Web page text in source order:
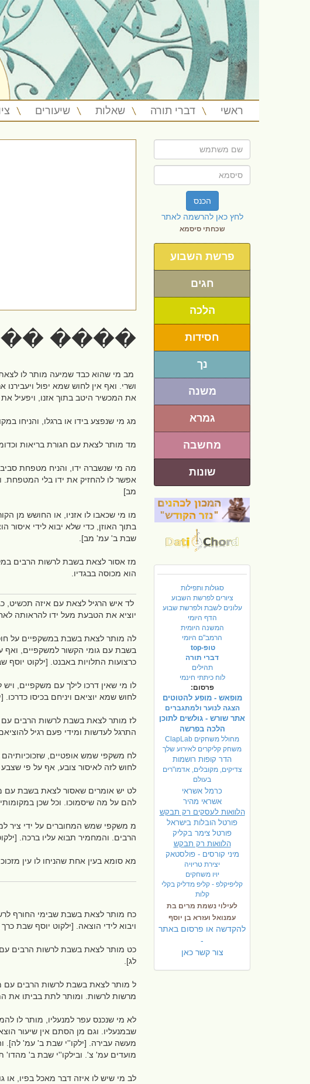
ראשי דברי תורה שאלות שיעורים
הכנס
לחץ כאן להרשמה לאתר
שכחתי סיסמא
פרשת השבוע
חגים
הלכה
חסידות
נך
משנה
גמרא
מחשבה
שונות
סגולות ותפילות
ציורים לפרשת השבוע
עלונים לשבת ולפרשת שבוע
הדף היומי
המשנה היומית
הרמב"ם היומי
טופ-top
דברי תורה
תהילים
לוח כיתתי חינמי
פרסום:
מופאש - מופע להטוטים
הצגה לנוער ולמתגברים
אתר שורש - גולשים לתוכן
הלכה בפרשה
מחולל משחקים ClapLab
משחק קליקרים לאירוע שלך
הדר קופות רושמות
צדיקים, מקובלים, אדמו"רים
בעולם
כרמל אשראי
אשראי מהיר
הלוואות לעסקים רק תבקש
פורטל הובלות בישראל
פורטל צימר בקליק
הלוואות רק תבקש
מיני קורסים - פולסטאק
יצירת טריויה
יויו משחקים
קליפיקלפ - קליפ מדליק בקלי
קלות
לעילוי נשמת מרים בת
עמנואל ועזרא בן יוסף
להקדשה או פרסום באתר
-
צור קשר כאן
�����
מב מי שהוא כבד שמיעה מותר לו
ושרי. ואף אין לחוש שמא יפול
את המכשיר היטב בתוך אזנו, ויפעיל
מג מי שנפצע בידו או ברגלו, והניחו
מד מותר לצאת עם חגורת בריאות
מה מי שנשברה ידו, והניח מטפחת
אפשר לו להחזיק את ידו בלי
מב]
מו מי שכאבו לו אזניו, או החושש מן
בתוך האוזן, כדי שלא יבוא לידי
שבת ב' עמ' מב].
מז אסור לצאת בשבת לרשות הרבים
הוא מכוסה בבגדיו.
לד איש הרגיל לצאת עם איזה תכשיט,
יוציא את הטבעת מעל ידו להראותה
לה מותר לצאת בשבת במשקפיים על
בשבת עם גומי הקשור למשקפיים, ואף
כרצועות התלויות באבנט. [ילקוט
לו מי שאין דרכו לילך עם משקפיים,
לחוש שמא יוציאם ויניחם בכיסו
לז מותר לצאת בשבת לרשות הרבים עם
התרגל לעדשות ומידי פעם רגיל
לח משקפי שמש אופטיים,
לחוש לזה לאיסור צובע, אף על פי
לט יש אומרים שאסור לצאת בשבת עם
להם על מה שיסמוכו. וכל שכן
מ משקפי שמש המחוברים על ידי ציר
הרבים. והמחמיר תבוא עליו ברכה.
מא סומא בעין אחת שהניחו לו עין
כח מותר לצאת בשבת שבימי החורף
ויבוא לידי הוצאה. [ילקוט יוסף שבת
כט מותר לצאת בשבת לרשות הרבים עם
לג].
ל מותר לצאת בשבת לרשות הרבים עם
מרשות לרשות. ומותר לתת בביתו את
לא מי שנכנס עפר למנעליו, מותר לו
שבמנעליו. וגם מן הסתם אין שיעור
מעשה עבירה. [ילקו''י שבת ב' עמ' לה].
מועדים עמ' צ'. ובילקו''י שבת ב' מהדו'
לב מי שיש לו איזה דבר מאכל בפיו,